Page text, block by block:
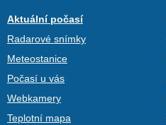
Aktuální počasí
Radarové snímky
Meteostanice
Počasí u vás
Webkamery
Teplotní mapa